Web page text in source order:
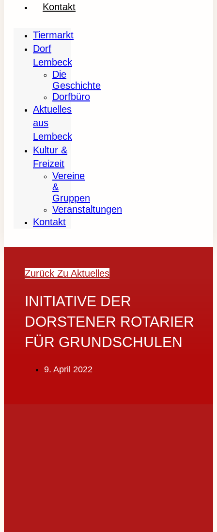
Kontakt
Tiermarkt
Dorf
Lembeck
Die
Geschichte
Dorfbüro
Aktuelles
aus
Lembeck
Kultur &
Freizeit
Vereine
&
Gruppen
Veranstaltungen
Kontakt
Zurück Zu Aktuelles
INITIATIVE DER
DORSTENER ROTARIER
FÜR GRUNDSCHULEN
9. April 2022